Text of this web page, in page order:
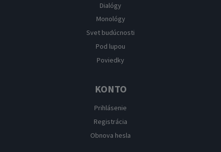
Dialógy
Monológy
Svet budúcnosti
Pod lupou
Poviedky
KONTO
Prihlásenie
Registrácia
Obnova hesla